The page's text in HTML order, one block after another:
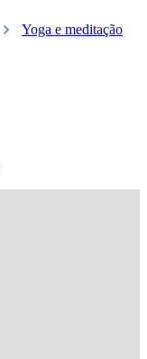
Yoga e meditação